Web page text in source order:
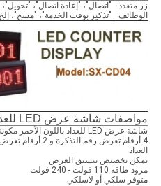
زر متعدد
الوظائف
"اتصال"، "إعادة اتصال"،
"تذكير بوقت الخدمة"، "مسح"،
مواصفات شاشة عرض LED للعداد:
شاشة عرض LED للعداد باللون الأحمر مكونة من 8 أرقام
4 أرقام تعرض رقم
العداد
يمكن تخصيص تنسيق العرض
مزود طاقة 110 فولت - 240 فولت
متوفر سلكي أو لاسلكي